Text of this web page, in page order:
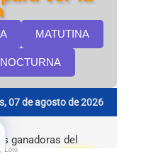
Loto